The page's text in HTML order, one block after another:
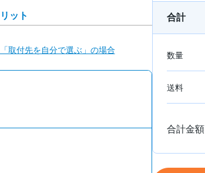
ット
「取付先を自分で選ぶ」の場合
合計
数量
送料
合計金額